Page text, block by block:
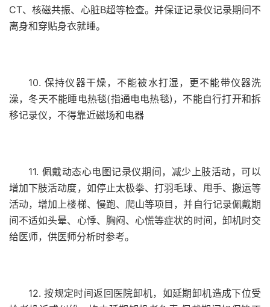
CT、核磁共振、心脏B超等检查。并保证记录仪记录期间不
离身和穿贴身衣就睡。
10. 保持仪器干燥，不能被水打湿，更不能带仪器洗
澡，冬天不能睡电热毯(指通电电热毯)，不能自行打开和拆
移记录仪，不得靠近磁场和电器
11. 佩戴动态心电图记录仪期间，减少上肢活动，可以
增加下肢活动度，如停止太极拳、打羽毛球、甩手、搬运等
活动，增加上楼梯、慢跑、爬山等项目，并自行记录佩戴期
间不适如头晕、心悸、胸闷、心慌等症状的时间，卸机时交
给医师，供医师分析时参考。
12. 按规定时间返回医院卸机，如延期卸机造成下位受